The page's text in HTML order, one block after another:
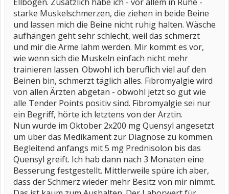
starke Muskelschmerzen, die ziehen in beide Beine
und lassen mich die Beine nicht ruhig halten. Wäsche
aufhängen geht sehr schlecht, weil das schmerzt
und mir die Arme lahm werden. Mir kommt es vor,
wie wenn sich die Muskeln einfach nicht mehr
trainieren lassen. Obwohl ich beruflich viel auf den
Beinen bin, schmerzt täglich alles. Fibromyalgie wird
von allen Ärzten abgetan - obwohl jetzt so gut wie
alle Tender Points positiv sind. Fibromyalgie sei nur
ein Begriff, hörte ich letztens von der Ärztin.
Nun wurde im Oktober 2x200 mg Quensyl angesetzt
um über das Medikament zur Diagnose zu kommen.
Begleitend anfangs mit 5 mg Prednisolon bis das
Quensyl greift. Ich hab dann nach 3 Monaten eine
Besserung festgestellt. Mittlerweile spüre ich aber,
dass der Schmerz wieder mehr Besitz von mir nimmt.